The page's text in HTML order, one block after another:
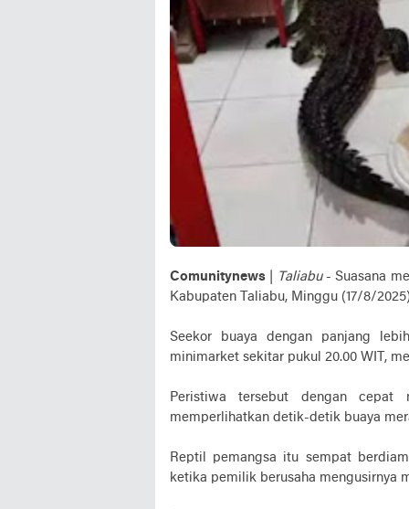
Comunitynews Taliabu- Suasana
Kabupaten Taliabu, Minggu (17/8/
Seekor buaya dengan panjang
minimarket sekitar pukul 20.00 WIT,
Peristiwa tersebut dengan cepat
memperlihatkan detik-detik buaya
Reptil pemangsa itu sempat
ketika pemilik berusaha mengusirnya